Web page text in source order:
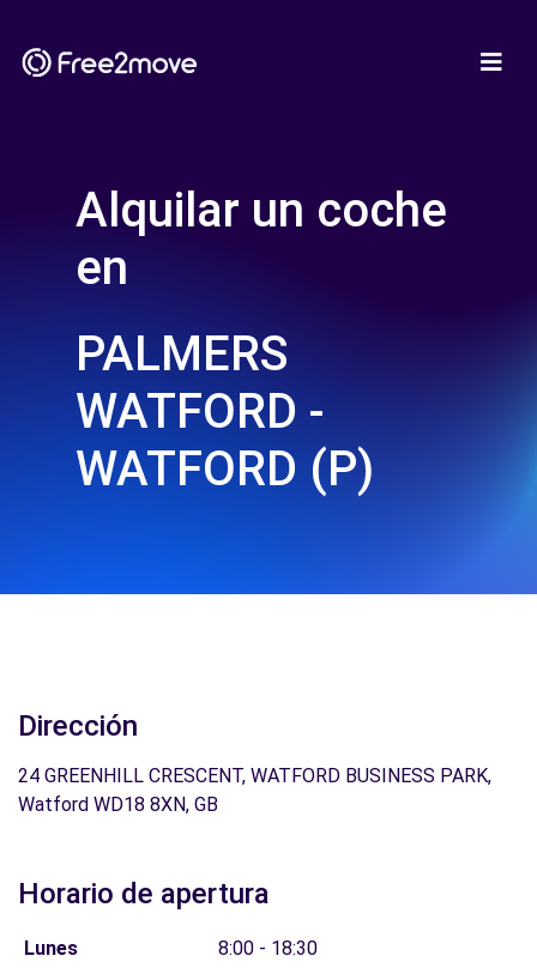
Alquilar un coche
en
PALMERS
WATFORD -
WATFORD (P)
Dirección
24 GREENHILL CRESCENT, WATFORD BUSINESS PARK,
Watford WD18 8XN, GB
Horario de apertura
Lunes
8:00 - 18:30